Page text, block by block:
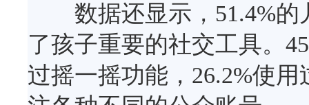
数据还显示，51.4%的
了孩子重要的社交工具。
过摇一摇功能，26.2%使